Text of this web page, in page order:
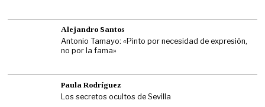
Alejandro Santos
Antonio Tamayo: «Pinto por necesidad de expresión,
no por la fama»
Paula Rodríguez
Los secretos ocultos de Sevilla